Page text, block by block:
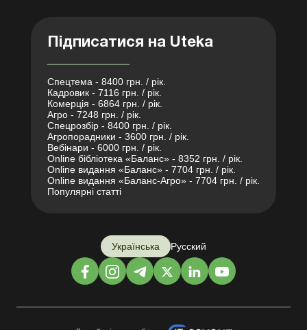
Підписатися на Uteka
Спецтема - 8400 грн. / рік.
Кадровик - 7116 грн. / рік.
Комерція - 6864 грн. / рік.
Агро - 7248 грн. / рік.
Спецрозбір - 8400 грн. / рік.
Агропорадники - 3600 грн. / рік.
Вебінари - 6000 грн. / рік.
Online бібліотека «Баланс» - 8352 грн. / рік.
Online видання «Баланс» - 7704 грн. / рік.
Online видання «Баланс-Агро» - 7704 грн. / рік.
Популярні статті
Українська Русский